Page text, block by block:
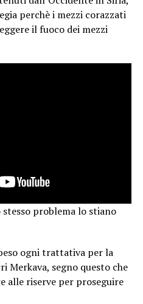
perchè i mezzi corazzati
il fuoco dei mezzi
problema lo stiano
ogni trattativa per la
Merkava, segno questo che
alle riserve per proseguire